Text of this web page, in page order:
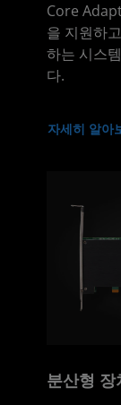
Core
을 지원하
하는 시스
다.
자세히 알아
분산형 장